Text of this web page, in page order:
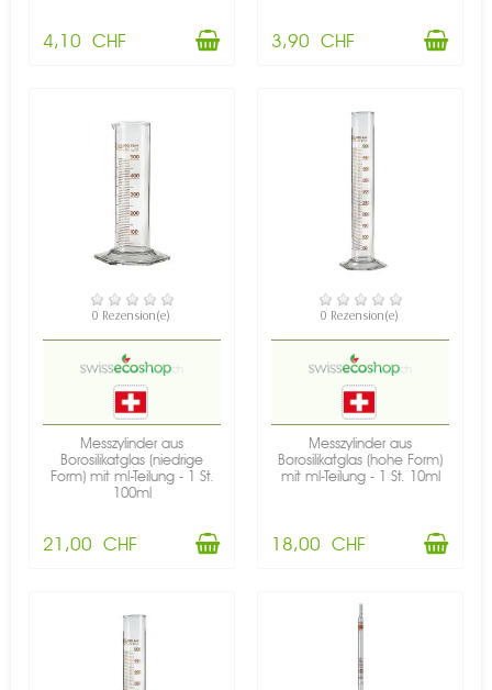
4,10 CHF 3,90 CHF
VERFÜGBAR
0 Rezension(e)
Messzylinder aus
Borosilikatglas (niedrige
Form) mit ml-Teilung - 1 St.
100ml
21,00 CHF
VERFÜGBAR
0 Rezension(e)
Messzylinder aus
Borosilikatglas (hohe Form)
mit ml-Teilung - 1 St. 10ml
18,00 CHF